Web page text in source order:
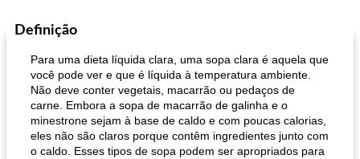
Pães De Fermento
Definição
Para uma dieta líquida clara, uma sopa clara é aquela que
você pode ver e que é líquida à temperatura ambiente.
Não deve conter vegetais, macarrão ou pedaços de
carne. Embora a sopa de macarrão de galinha e o
minestrone sejam à base de caldo e com poucas calorias,
eles não são claros porque contêm ingredientes junto com
o caldo. Esses tipos de sopa podem ser apropriados para